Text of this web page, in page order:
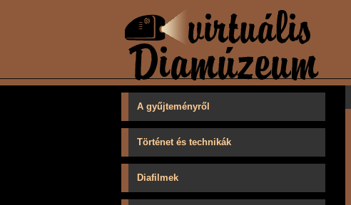
A gyűjteményről
Történet és technikák
Diafilmek